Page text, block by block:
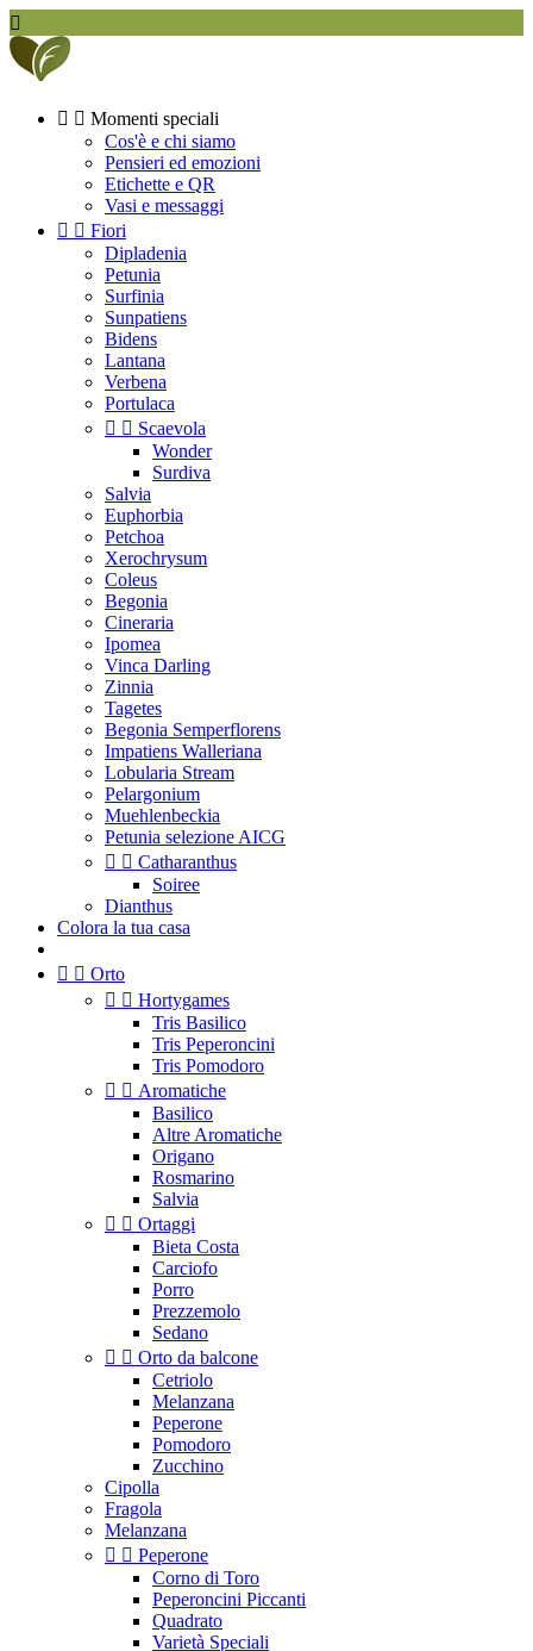

  Momenti speciali
Cos'è e chi siamo
Pensieri ed emozioni
Etichette e QR
Vasi e messaggi
  Fiori
Dipladenia
Petunia
Surfinia
Sunpatiens
Bidens
Lantana
Verbena
Portulaca
  Scaevola
Wonder
Surdiva
Salvia
Euphorbia
Petchoa
Xerochrysum
Coleus
Begonia
Cineraria
Ipomea
Vinca Darling
Zinnia
Tagetes
Begonia Semperflorens
Impatiens Walleriana
Lobularia Stream
Pelargonium
Muehlenbeckia
Petunia selezione AICG
  Catharanthus
Soiree
Dianthus
Colora la tua casa
  Orto
  Hortygames
Tris Basilico
Tris Peperoncini
Tris Pomodoro
  Aromatiche
Basilico
Altre Aromatiche
Origano
Rosmarino
Salvia
  Ortaggi
Bieta Costa
Carciofo
Porro
Prezzemolo
Sedano
  Orto da balcone
Cetriolo
Melanzana
Peperone
Pomodoro
Zucchino
Cipolla
Fragola
Melanzana
  Peperone
Corno di Toro
Peperoncini Piccanti
Quadrato
Varietà Speciali